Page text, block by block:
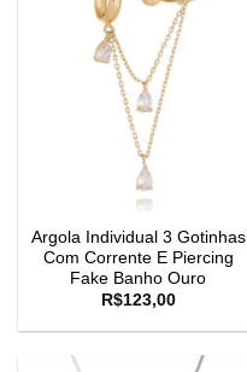
Argola Individual 3 Gotinhas
Com Corrente E Piercing
Fake Banho Ouro
R$123,00